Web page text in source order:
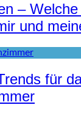
–
und
für